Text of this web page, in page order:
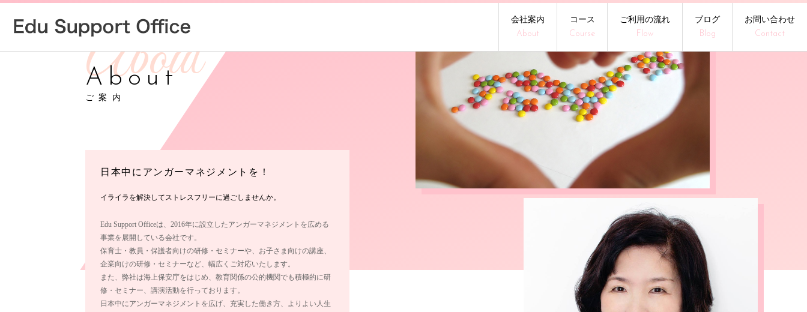
会社案内
About
コース
Course
ご利用の流れ
Flow
ブログ
Blog
お問い合わせ
Contact
About
ご案内
日本中にアンガーマネジメントを！
イライラを解決してストレスフリーに過ごしませんか。
Edu Support Officeは、2016年に設立したアンガーマネジメントを広める
事業を展開している会社です。
保育士・教員・保護者向けの研修・セミナーや、お子さま向けの講座、
企業向けの研修・セミナーなど、幅広くご対応いたします。
また、弊社は海上保安庁をはじめ、教育関係の公的機関でも積極的に研
修・セミナー、講演活動を行っております。
日本中にアンガーマネジメントを広げ、充実した働き方、よりよい人生